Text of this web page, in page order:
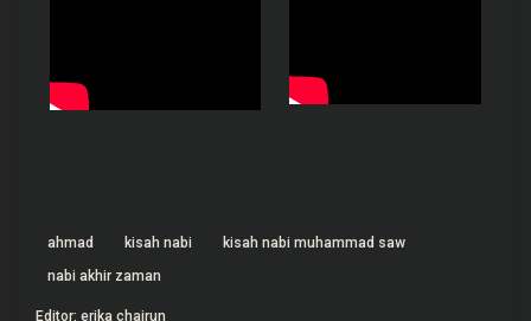
ahmad kisah nabi
kisah nabi muhammad saw
nabi akhir zaman
Editor: erika chairun